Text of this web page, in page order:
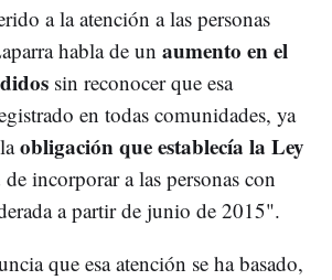
a la atención a las personas
habla de un aumento en el
sin reconocer que esa
en todas comunidades, ya
obligación que establecía la Ley
de incorporar a las personas con
a partir de junio de 2015".
que esa atención se ha basado,